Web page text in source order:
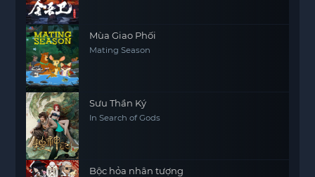
Mùa Giao Phối
Mating Season
Sưu Thần Ký
In Search of Gods
Bộc hỏa nhân tượng